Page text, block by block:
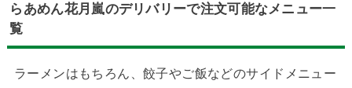
らあめん花月嵐のデリバリーで注文可能なメニュー一
覧
ラーメンはもちろん、餃子やご飯などのサイドメニュー